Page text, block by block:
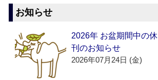
お知らせ
2026年 お盆期間中の休
刊のお知らせ
2026年07月24日 (金)